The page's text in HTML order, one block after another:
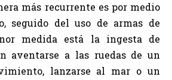
más recurrente es por medio
seguido del uso de armas de
medida está la ingesta de
aventarse a las ruedas de un
lanzarse al mar o un